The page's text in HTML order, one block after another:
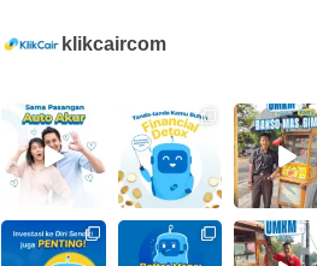
klikcaircom